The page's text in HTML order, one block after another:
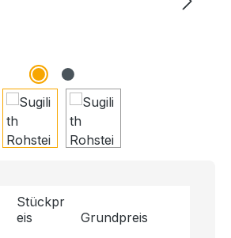
Stückpr
eis
Grundpreis